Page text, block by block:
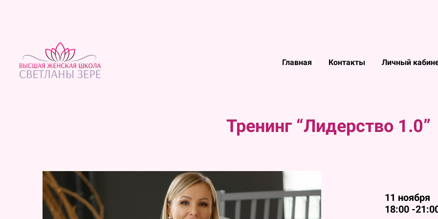
Главная Контакты Личный
Тренинг “Лидерство 1.0”
11 ноября
18:00 -